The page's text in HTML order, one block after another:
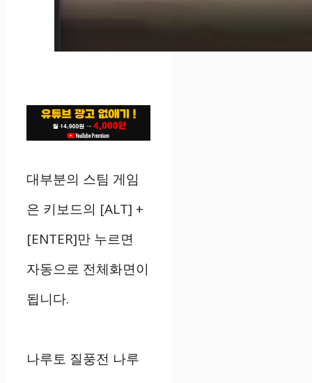
대부분의 스팀 게임
은 키보드의 [ALT] +
[ENTER]만 누르면
자동으로 전체화면이
됩니다.
나루토 질풍전 나루